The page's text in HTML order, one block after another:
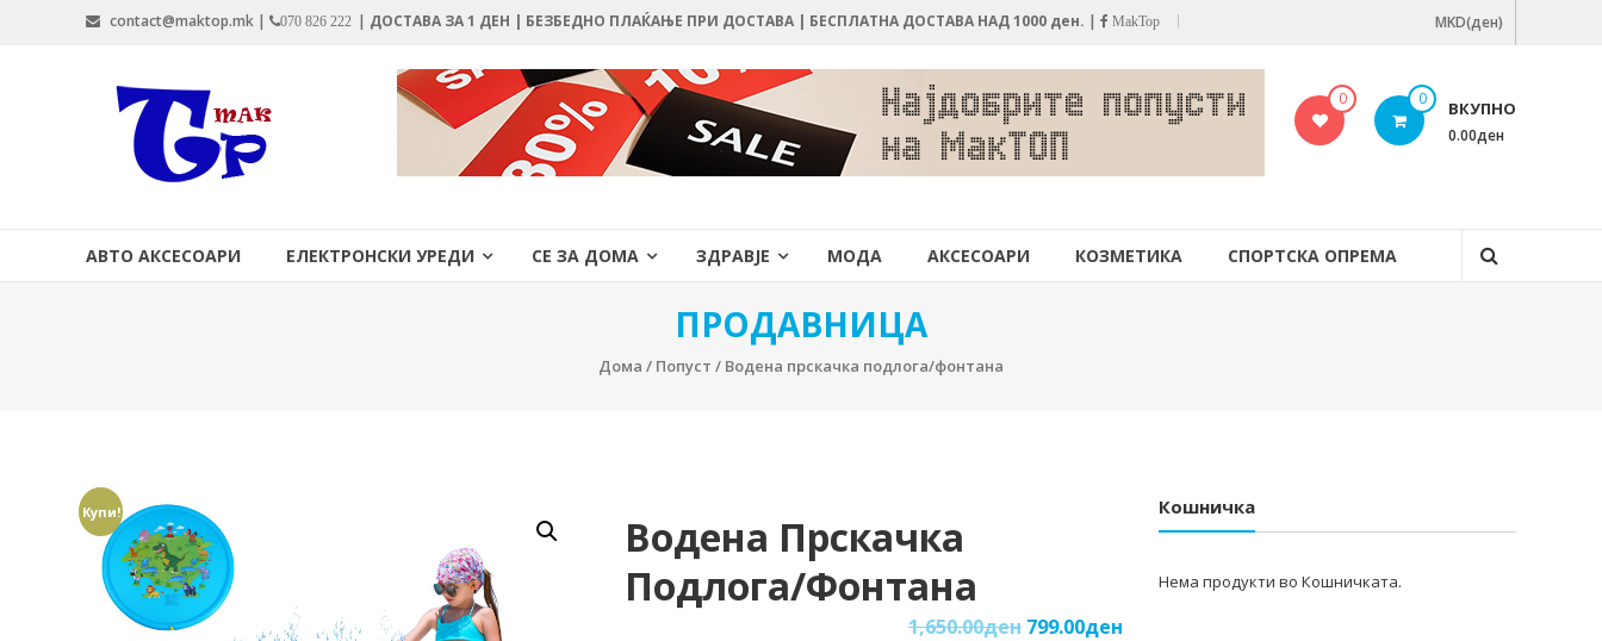
contact@maktop.mk | 070 826 222 | ДОСТАВА ЗА 1 ДЕН | БЕЗБЕДНО ПЛАЌАЊЕ ПРИ ДОСТАВА | БЕСПЛАТНА ДОСТАВА НАД 1000 ден. | MakTop MKD(ден)
MAKTOP.MK 0 0 ВКУПНО
0.00ден
АВТО АКСЕСОАРИ ЕЛЕКТРОНСКИ УРЕДИ СЕ ЗА ДОМА ЗДРАВЈЕ МОДА АКСЕСОАРИ КОЗМЕТИКА СПОРТСКА ОПРЕМА
ПРОДАВНИЦА
Дома / Попуст / Водена прскачка подлога/фонтана
Купи!
Водена Прскачка
Подлога/фонтана
1,650.00ден 799.00ден
Кошничка
Нема продукти во Кошничката.